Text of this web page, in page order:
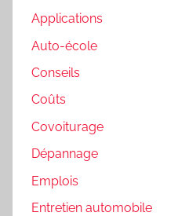
Applications
Auto-école
Conseils
Coûts
Covoiturage
Dépannage
Emplois
Entretien automobile